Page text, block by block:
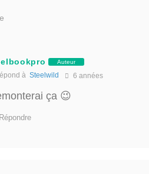
Auteur
à Steelwild 6 années
ça 😉
Répondre